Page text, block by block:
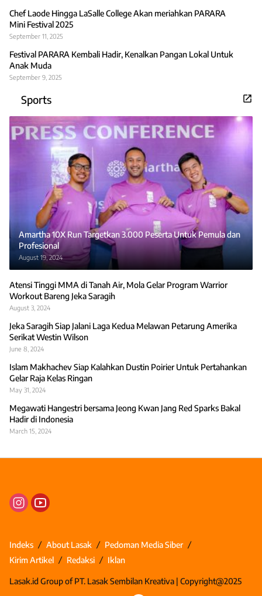
Chef Laode Hingga LaSalle College Akan meriahkan PARARA
Mini Festival 2025
September 11, 2025
Festival PARARA Kembali Hadir, Kenalkan Pangan Lokal Untuk
Anak Muda
September 9, 2025
Sports
Amartha 10X Run Targetkan 3.000 Peserta Untuk Pemula dan
Profesional
August 19, 2024
Atensi Tinggi MMA di Tanah Air, Mola Gelar Program Warrior
Workout Bareng Jeka Saragih
August 3, 2024
Jeka Saragih Siap Jalani Laga Kedua Melawan Petarung Amerika
Serikat Westin Wilson
June 8, 2024
Islam Makhachev Siap Kalahkan Dustin Poirier Untuk Pertahankan
Gelar Raja Kelas Ringan
May 31, 2024
Megawati Hangestri bersama Jeong Kwan Jang Red Sparks Bakal
Hadir di Indonesia
March 15, 2024
Indeks About Lasak
Pedoman Media Siber
Kirim Artikel
Redaksi Iklan
Lasak.id Group of PT. Lasak Sembilan Kreativa | Copyright@2025